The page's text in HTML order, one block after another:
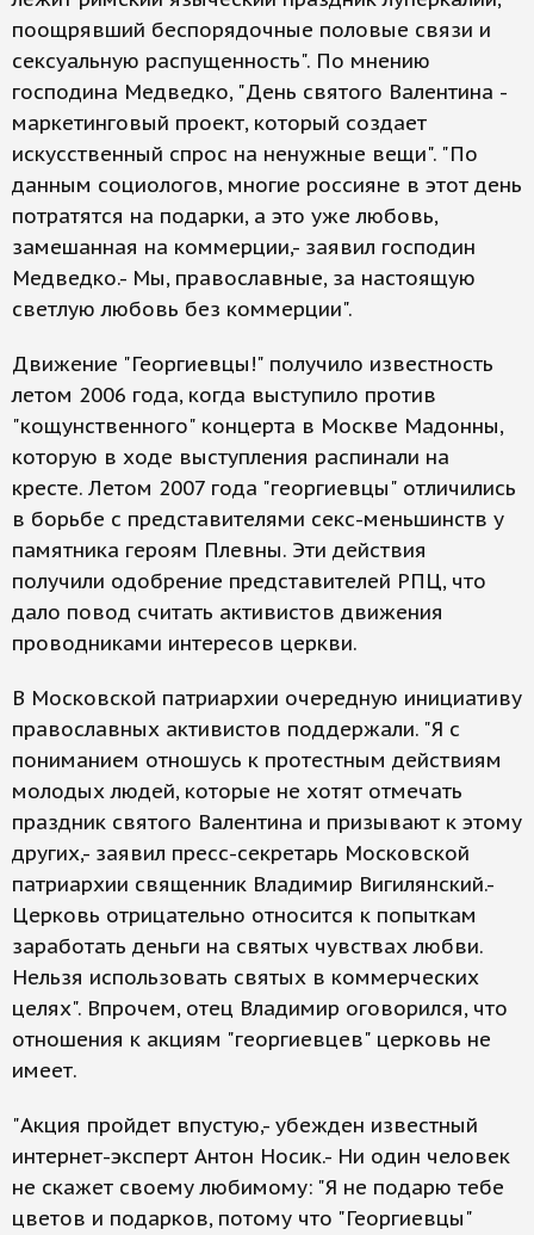
поощрявший беспорядочные половые связи и
сексуальную распущенность". По мнению
господина Медведко, "День святого Валентина -
маркетинговый проект, который создает
искусственный спрос на ненужные вещи". "По
данным социологов, многие россияне в этот день
потратятся на подарки, а это уже любовь,
замешанная на коммерции,- заявил господин
Медведко.- Мы, православные, за настоящую
светлую любовь без коммерции".
Движение "Георгиевцы!" получило известность
летом 2006 года, когда выступило против
"кощунственного" концерта в Москве Мадонны,
которую в ходе выступления распинали на
кресте. Летом 2007 года "георгиевцы" отличились
в борьбе с представителями секс-меньшинств у
памятника героям Плевны. Эти действия
получили одобрение представителей РПЦ, что
дало повод считать активистов движения
проводниками интересов церкви.
В Московской патриархии очередную инициативу
православных активистов поддержали. "Я с
пониманием отношусь к протестным действиям
молодых людей, которые не хотят отмечать
праздник святого Валентина и призывают к этому
других,- заявил пресс-секретарь Московской
патриархии священник Владимир Вигилянский.-
Церковь отрицательно относится к попыткам
заработать деньги на святых чувствах любви.
Нельзя использовать святых в коммерческих
целях". Впрочем, отец Владимир оговорился, что
отношения к акциям "георгиевцев" церковь не
имеет.
"Акция пройдет впустую,- убежден известный
интернет-эксперт Антон Носик.- Ни один человек
не скажет своему любимому: "Я не подарю тебе
цветов и подарков, потому что "Георгиевцы"